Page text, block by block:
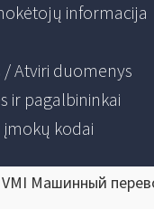
informacija
/ Atviri duomenys
ir pagalbininkai
įmokų kodai
Машинный